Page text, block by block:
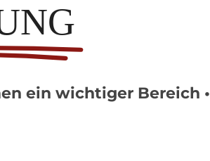
ein wichtiger Bereich •